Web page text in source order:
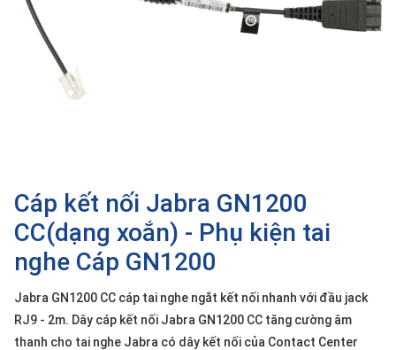
Cáp kết nối Jabra GN1200
CC(dạng xoắn) - Phụ kiện tai
nghe Cáp GN1200
Jabra GN1200 CC cáp tai nghe ngắt kết nối nhanh với đầu jack
RJ9 - 2m. Dây cáp kết nối Jabra GN1200 CC tăng cường âm
thanh cho tai nghe Jabra có dây kết nối của Contact Center
SP
khác
Dịch
trợ
Tin
Liên